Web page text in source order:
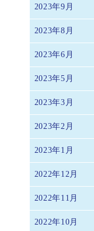
2023年9月
2023年8月
2023年6月
2023年5月
2023年3月
2023年2月
2023年1月
2022年12月
2022年11月
2022年10月